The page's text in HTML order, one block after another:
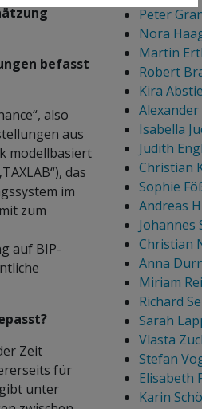
befasst
also
aus
modellbasiert
das
im
zum
auf BIP-
Zeit
für
unter
Peter
Nora
Martin Ertl
Robert
Kira
Isabella
Judith
Christian
Sophie
Andreas
Johannes
Christian
Anna
Miriam
Richard
Sarah
Vlasta
Stefan
Elisabeth
Karin